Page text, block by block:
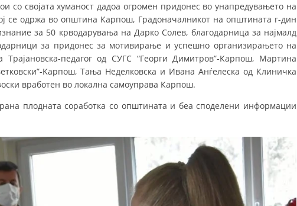
ПРЕЗЕНТАЦИИ
со својата хуманост дадоа огромен придонес во унапредувањето на
се одржа во општина Карпош, Градоначалникот на општината г-дин
за 50 крводарувања на Дарко Солев, благодарница за најмалд
за придонес за мотивирање и успешно организирањето на
Трајановска-педагог од СУГС “Георги Димитров”-Карпош, Мартина
Kарпош, Тања Неделковска и Ивана Анѓелеска од Клиничка
вработен во локална самоуправа Карпош.
плодната соработка со општината и беа споделени информации